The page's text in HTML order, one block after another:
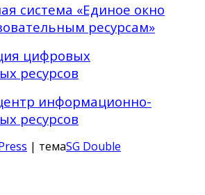
система «Единое окно
ресурсам»
цифровых
ресурсов
информационно-
ресурсов
| темаSG Double